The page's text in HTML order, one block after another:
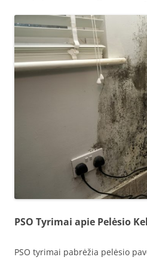
PSO Tyrimai apie Pelėsio
PSO tyrimai pabrėžia pelėsio